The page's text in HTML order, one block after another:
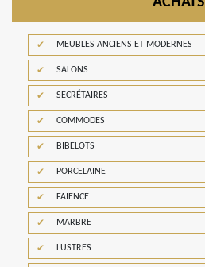
MEUBLES ANCIENS ET MODERNES
SALONS
SECRÉTAIRES
COMMODES
BIBELOTS
PORCELAINE
FAÏENCE
MARBRE
LUSTRES